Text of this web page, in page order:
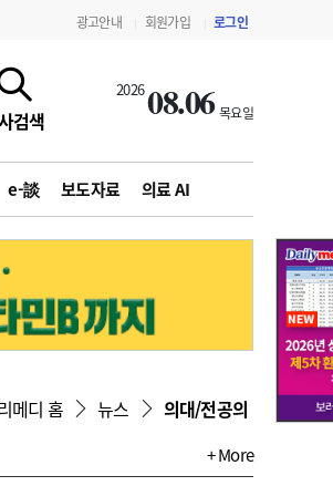
광고안내 회원가입 로그인
검색
202608.06 목요일
e-談 보도자료 의료 AI
약제급여 심사 결과
메디 홈 뉴스 의대/전공의
+ More